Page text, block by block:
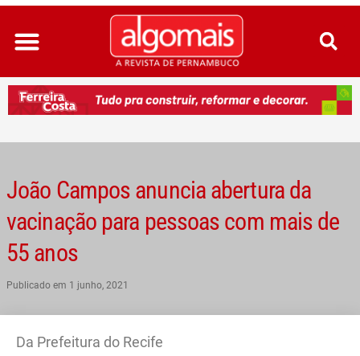
Ir
para
conteúdo
João Campos anuncia abertura da
vacinação para pessoas com mais de
55 anos
Publicado em 1 junho, 2021
Da Prefeitura do Recife